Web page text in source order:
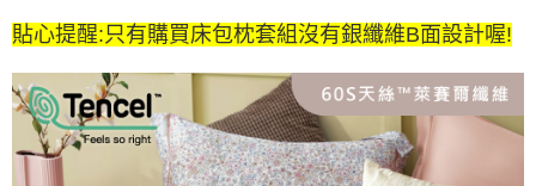
【注意事項】
1.本服務係由「台灣大哥大股份有限公司」（以下簡稱本公司）所提供，讓
用戶於交易時，得透過本服務購買商品或服務，並由商店將買賣／分期付款
買賣價金債權讓與本公司後，依約使用本公司帳單繳交帳款。
2.基於同意付款使用「大哥付你分期」之契約關係目的，商店將以您的個人
資料（包含姓名、電話或地址）提供予台灣大哥大進項蒐集、處理及利用，
由本公司與您本人進行分期帳單所需資料之確認、核對及更正。
3.完整用戶服務條款，請詳閱以下連結：https://oppay.tw/userRule
ATM／網路銀行／等多元方式進行付款，方視為交易完成。
購買商品的店家。未經商家同意取消之訂單仍視為有效，需透過AFTEE先享
後付繳納相關費用。
※ 交易是否成功請以「AFTEE先享後付 」之結帳頁面顯示為準，若有關於
是否繳費成功／繳費後需取消欲退款等相關疑問，請聯繫「AFTEE先享後付
客戶支援中心」
https://netprotections.freshdesk.com/support/home
萊爾富取貨付款
每筆NT$60，滿NT$990(含以上)免運費
付款後萊爾富取貨
每筆NT$60，滿NT$990(含以上)免運費
貼心提醒:只有購買床包枕套組沒有銀纖維B面設計喔!